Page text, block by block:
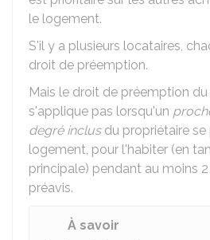
le logement.
S'il y a plusieurs locataires,
droit de préemption.
Mais le droit de préemption
s'applique pas lorsqu'un
degré inclusdu propriétaire
logement, pour l'habiter (en
principale) pendant au moins
préavis.
À savoir